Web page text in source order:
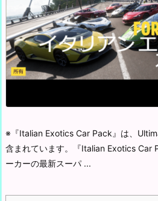
※『Italian Exotics Car Pack』は、
含まれています。
『Italian Exotics Car
ーカーの最新スーパ ...